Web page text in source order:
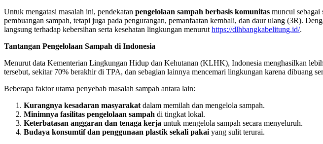
Untuk mengatasi masalah ini, pendekatan pengelolaan sampah berbasis komunitas muncul
pembuangan sampah, tetapi juga pada pengurangan, pemanfaatan kembali, dan daur ulang (3R).
langsung terhadap kebersihan serta kesehatan lingkungan menuruthttps://dlhbangkabelitung.id/.
Tantangan Pengelolaan Sampah di Indonesia
Menurut data Kementerian Lingkungan Hidup dan Kehutanan (KLHK), Indonesia menghasilkan
tersebut, sekitar 70% berakhir di TPA, dan sebagian lainnya mencemari lingkungan karena dibuang
Beberapa faktor utama penyebab masalah sampah antara lain:
Kurangnya kesadaran masyarakatdalam memilah dan mengelola sampah.
Minimnya fasilitas pengelolaan sampah di tingkat lokal.
Keterbatasan anggaran dan tenaga kerja untuk mengelola sampah secara menyeluruh.
Budaya konsumtif dan penggunaan plastik sekali pakaiyang sulit terurai.